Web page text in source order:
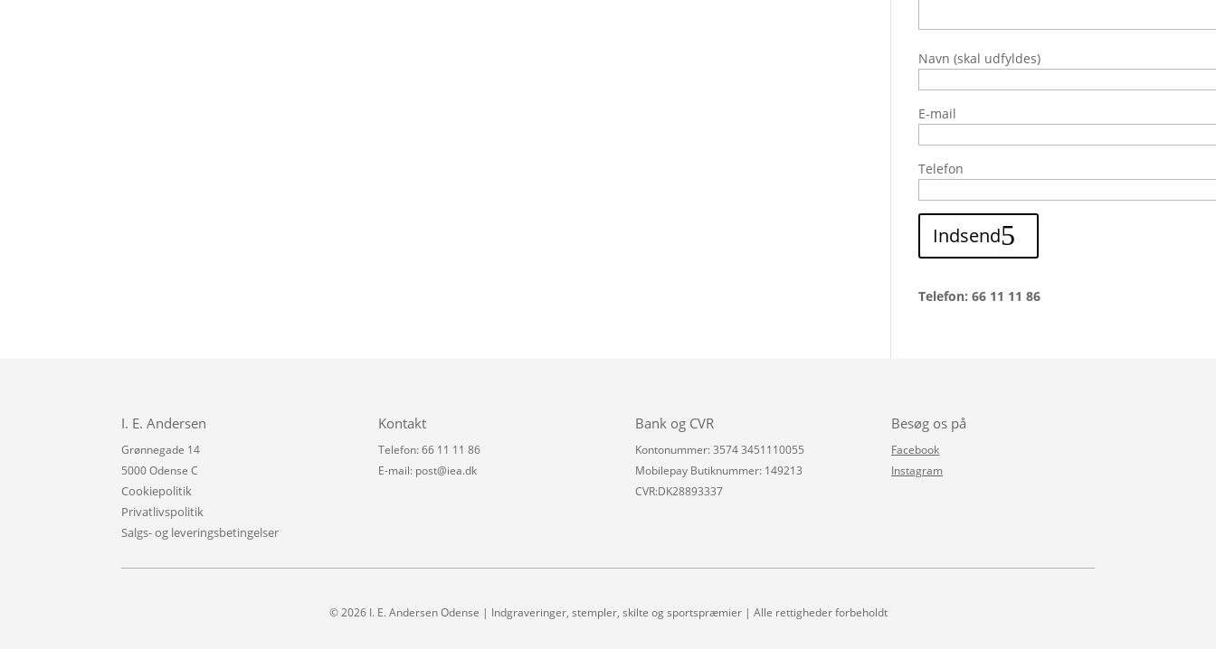
Navn (skal udfyldes)
E-mail
Telefon
Indsend
Telefon: 66 11 11 86
I. E. Andersen
Grønnegade 14
5000 Odense C
Cookiepolitik
Privatlivspolitik
Salgs- og leveringsbetingelser
Kontakt
Telefon: 66 11 11 86
E-mail: post@iea.dk
Bank og CVR
Kontonummer: 3574 3451110055
Mobilepay Butiknummer: 149213
CVR:DK28893337
Besøg os på
Facebook
Instagram
© 2026 I. E. Andersen Odense | Indgraveringer, stempler, skilte og sportspræmier | Alle rettigheder forbeholdt